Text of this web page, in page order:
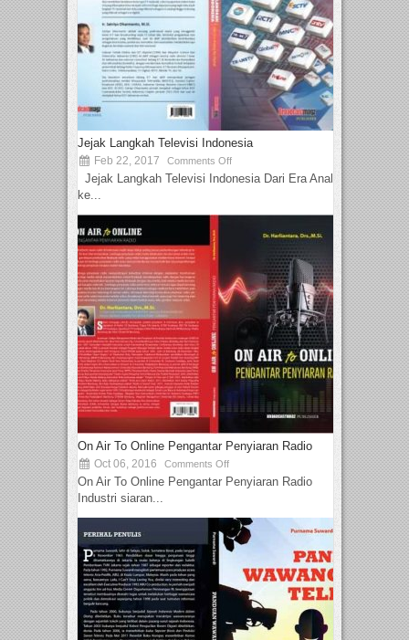
Jejak Langkah Televisi Indonesia
Feb 22, 2017 Comments Off
Jejak Langkah Televisi Indonesia Dari Era Analog
ke...
On Air To Online Pengantar Penyiaran Radio
Oct 06, 2016 Comments Off
On Air To Online Pengantar Penyiaran Radio
Industri siaran...